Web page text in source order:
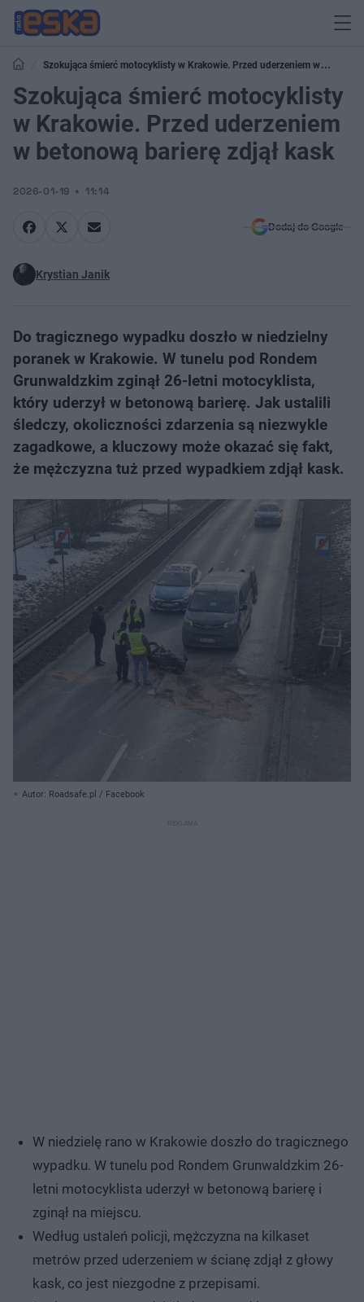
Szokująca śmierć motocyklisty w Krakowie. Przed uderzeniem w
betonową barierę zdjął kask
Szokująca śmierć motocyklisty
w Krakowie. Przed uderzeniem
w betonową barierę zdjął kask
2026-01-19 11:14
Dodaj do Google
Krystian Janik
Do tragicznego wypadku doszło w niedzielny
poranek w Krakowie. W tunelu pod Rondem
Grunwaldzkim zginął 26-letni motocyklista,
który uderzył w betonową barierę. Jak ustalili
śledczy, okoliczności zdarzenia są niezwykle
zagadkowe, a kluczowy może okazać się fakt,
że mężczyzna tuż przed wypadkiem zdjął kask.
Autor: Roadsafe.pl / Facebook
W niedzielę rano w Krakowie doszło do tragicznego
wypadku. W tunelu pod Rondem Grunwaldzkim 26-
letni motocyklista uderzył w betonową barierę i
zginął na miejscu.
Według ustaleń policji, mężczyzna na kilkaset
metrów przed uderzeniem w ścianę zdjął z głowy
kask, co jest niezgodne z przepisami.